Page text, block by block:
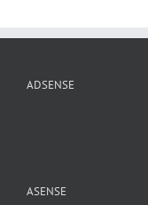
ADSENSE
ASENSE